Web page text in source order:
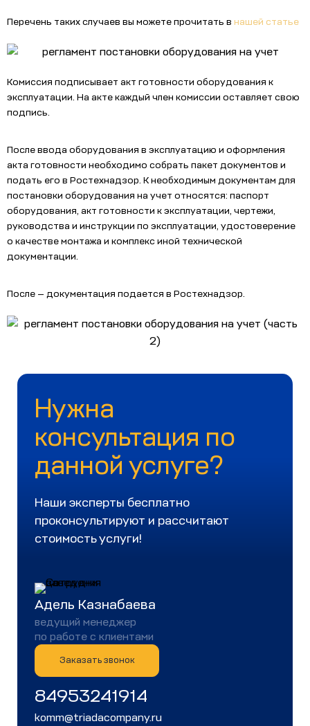
Перечень таких случаев вы можете прочитать в нашей статье
Комиссия подписывает акт готовности оборудования к
эксплуатации. На акте каждый член комиссии оставляет свою
подпись.
После ввода оборудования в эксплуатацию и оформления
акта готовности необходимо собрать пакет документов и
подать его в Ростехнадзор. К необходимым документам для
постановки оборудования на учет относятся: паспорт
оборудования, акт готовности к эксплуатации, чертежи,
руководства и инструкции по эксплуатации, удостоверение
о качестве монтажа и комплекс иной технической
документации.
После — документация подается в Ростехнадзор.
Нужна
консультация по
данной услуге?
Наши эксперты бесплатно
проконсультируют и рассчитают
стоимость услуги!
Адель Казнабаева
ведущий менеджер
по работе с клиентами
Заказать звонок
84953241914
komm@triadacompany.ru